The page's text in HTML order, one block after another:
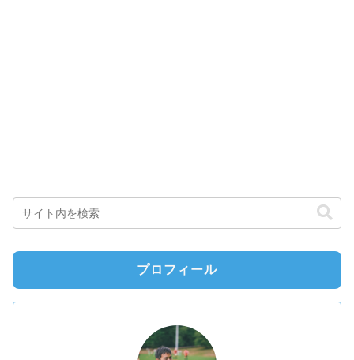
プロフィール